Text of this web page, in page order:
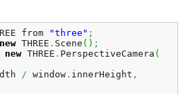
from "three" ;
new THREE . Scene ( ) ;
new THREE . PerspectiveCamera (
/ window . innerHeight ,